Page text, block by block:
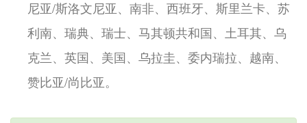
尼亚/斯洛文尼亚、南非、西班牙、斯里兰卡、苏
利南、瑞典、瑞士、马其顿共和国、土耳其、乌
克兰、英国、美国、乌拉圭、委内瑞拉、越南、
赞比亚/尚比亚。